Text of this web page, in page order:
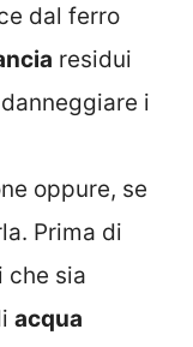
dal ferro
residui
i
oppure, se
Prima di
che sia
acqua